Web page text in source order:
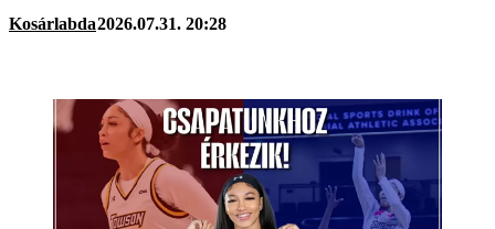
Kosárlabda2026.07.31. 20:28